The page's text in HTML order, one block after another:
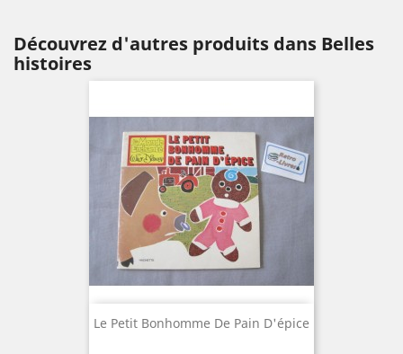
Découvrez d'autres produits dans Belles
histoires
Le Petit Bonhomme De Pain D'épice